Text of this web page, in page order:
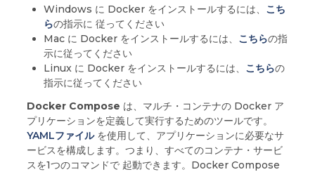
Windows に Docker をインストールするには、 こち
らの指示に 従ってください
Mac に Docker をインストールするには、 こちらの指
示に従ってください
Linux に Docker をインストールするには、 こちらの
指示に従ってください
Docker Compose は、マルチ・コンテナの Docker ア
プリケーションを定義して実行するためのツールです。
YAMLファイルを使用して、アプリケーションに必要なサ
ービスを構成します。つまり、すべてのコンテナ・サービ
スを1つのコマンドで 起動できます。Docker Compose